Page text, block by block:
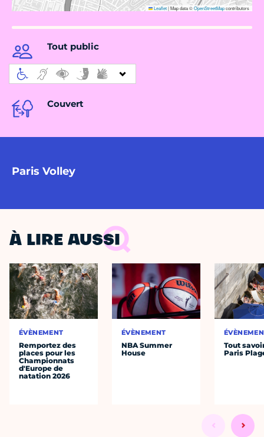
Leaflet|Map data ©OpenStreetMapcontributors
Tout public
Couvert
Paris Volley
À LIRE AUSSI
ÉVÈNEMENT
Remportez des
places pour les
Championnats
d'Europe de
natation 2026
ÉVÈNEMENT
NBA Summer
House
Tout
Paris